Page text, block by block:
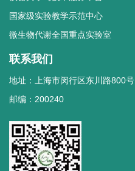
国家级实验教学示范中心
微生物代谢全国重点实验室
联系我们
地址：上海市闵行区东川路800号
邮编：200240